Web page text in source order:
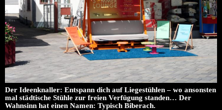
Der Ideenknaller: Entspann dich auf Liegestühlen – wo ansonsten
mal städtische Stühle zur freien Verfügung standen… Der
Wahnsinn hat einen Namen: Typisch Biberach.